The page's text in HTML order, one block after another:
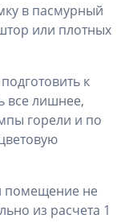
в пасмурный
или плотных
к
все лишнее,
горели и по
помещение не
из расчета 1